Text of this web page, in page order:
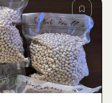
Bild